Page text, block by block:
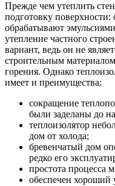
Прежде чем утеплить
подготовку
обрабатывают
утепление частного
вариант, ведь он не
строительным
горения. Однако
имеет и преимущества:
сокращение
были заделаны до
теплоизолятор
дом от холода;
бревенчатый дом
редко его
простота процесса
обеспечен хороший